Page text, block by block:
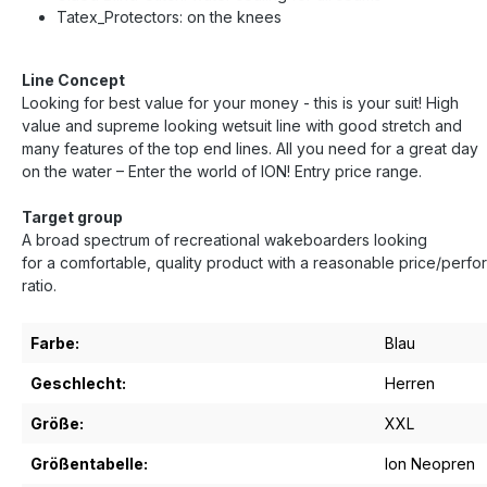
Tatex_Protectors: on the knees
Line Concept
Looking for best value for your money - this is your suit! High
value and supreme looking wetsuit line with good stretch and
many features of the top end lines. All you need for a great day
on the water – Enter the world of ION! Entry price range.
Target group
A broad spectrum of recreational wakeboarders looking
for a comfortable, quality product with a reasonable price/
ratio.
Farbe: Blau
Geschlecht: Herren
Größe: XXL
Größentabelle: Ion Neopren